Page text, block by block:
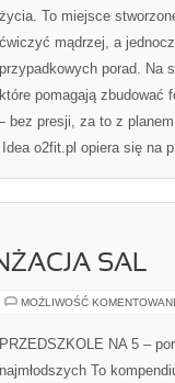
życia. To miejsce
ćwiczyć mądrzej, a
przypadkowych porad. Na
które pomagają zbudować
presji, za to z
o2fit.pl opiera się na
SAL
MOŻLIWOŚĆ
PRZEDSZKOLE NA 5 –
najmłodszych To